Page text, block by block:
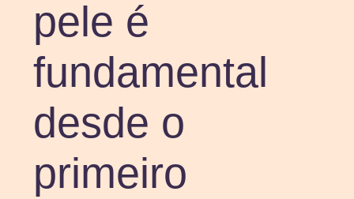
pele é
fundamental
desde o
primeiro